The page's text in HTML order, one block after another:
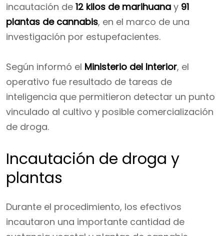
incautación de 12 kilos de marihuana y 91
plantas de cannabis, en el marco de una
investigación por estupefacientes.
Según informó el Ministerio del Interior, el
operativo fue resultado de tareas de
inteligencia que permitieron detectar un punto
vinculado al cultivo y posible comercialización
de droga.
Incautación de droga y
plantas
Durante el procedimiento, los efectivos
incautaron una importante cantidad de